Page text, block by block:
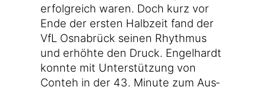
erfolg­reich waren. Doch kurz vor
Ende der ers­ten Halb­zeit fand der
VfL Osna­brück sei­nen Rhyth­mus
und erhöh­te den Druck. Engel­hardt
konn­te mit Unter­stüt­zung von
Conteh in der 43. Minu­te zum Aus­